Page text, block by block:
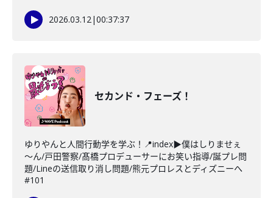
2026.03.12|00:37:37
セカンド・フェーズ！
ゆりやんと人間行動学を学ぶ！📍index▶僕はしりませぇ
～ん/戸田警察/髙橋プロデューサーにお笑い指導/誕プレ問
題/Lineの送信取り消し問題/熊元プロレスとディズニーへ
#101